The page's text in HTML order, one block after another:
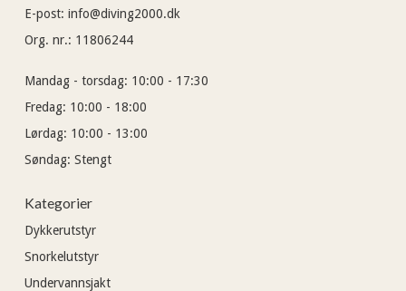
E-post: info@diving2000.dk
Org. nr.: 11806244
Mandag - torsdag: 10:00 - 17:30
Fredag: 10:00 - 18:00
Lørdag: 10:00 - 13:00
Søndag: Stengt
Kategorier
Dykkerutstyr
Snorkelutstyr
Undervannsjakt